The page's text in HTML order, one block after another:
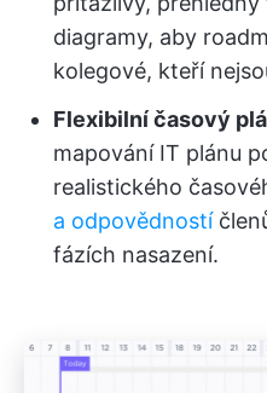
diagramy, aby
kolegové, kteří
Flexibilní časový
mapování IT plánu
realistického
a odpovědností
fázích nasazení.